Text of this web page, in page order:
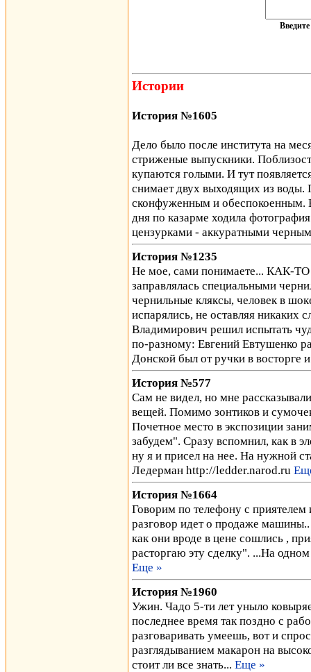
Истории
История №1605
Дело было после института на
стриженые выпускники.
купаются голыми. И тут
снимает двух выходящих из воды.
сконфуженным и обеспокоенным.
дня по казарме ходила
цензурками - аккуратными
История №1235
Не мое, сами понимаете... КАК-ТО
заправлялась специальными
чернильные кляксы, человек в
испарялись, не оставляя
Владимирович решил испытать
по-разному: Евгений Евтушенко
Донской был от ручки в восторге
История №577
Сам не видел, но мне
вещей. Помимо зонтиков и
Почетное место в экспозиции
забудем". Сразу вспомнил, как в
ну я и присел на нее. На нужной
Ледерман http://ledder.narod.ru
История №1664
Говорим по телефону с
разговор идет о продаже
как они вроде в цене сошлись ,
расторгаю эту сделку". ...На
Еще »
История №1960
Ужин. Чадо 5-ти лет уныло
последнее время так поздно с
разговаривать умеешь, вот и
разглядыванием макарон на
стоит ли все знать... Еще »